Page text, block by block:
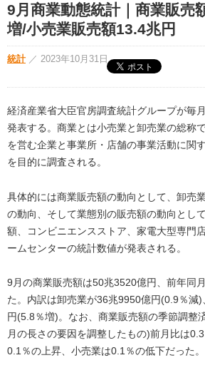
9月商業動態統計｜商業販売
増/小売業販売額13.4兆円
統計 ／ 2023年10月31日
経済産業省大臣官房調査統計グループが毎
発表する。商業とは小売業と卸売業の総称
を営む企業と事業所・店舗の事業活動に関
を目的に調査される。
具体的には商業販売額の動向として、卸売
の動向、そして業態別の販売額の動向とし
額、コンビニエンスストア、家電大型専門
ームセンターの統計数値が発表される。
9月の商業販売額は50兆3520億円、前年同
た。内訳は卸売業が36兆9950億円(0.9％減
円(5.8％増)。なお、商業販売額の季節調整
月の長さの要因を調整したもの)前月比は
0.1％の上昇、小売業は0.1％の低下だった。